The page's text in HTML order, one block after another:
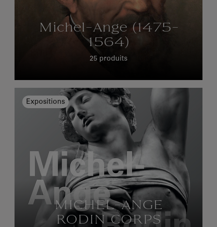
Michel-Ange (1475-
1564)
25 produits
Expositions
MICHEL-ANGE
RODIN CORPS